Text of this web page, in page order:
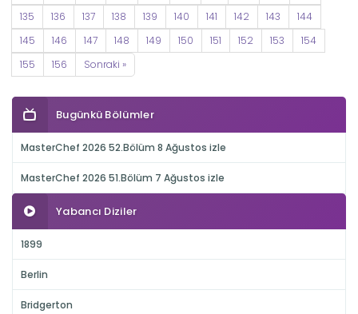
135
136 137 138 139 140 141 142 143
144
145
146 147 148 149 150 151 152 153
154
155
156 Sonraki »
Bugünkü Bölümler
MasterChef 2026 52.Bölüm 8 Ağustos izle
MasterChef 2026 51.Bölüm 7 Ağustos izle
Yabancı Diziler
1899
Berlin
Bridgerton